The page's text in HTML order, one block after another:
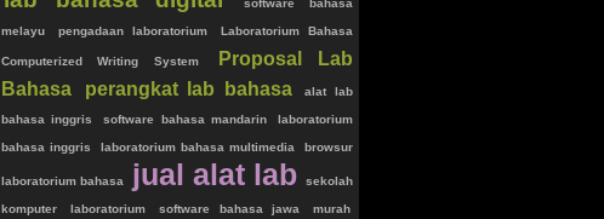
software bahasa
melayu pengadaan laboratorium Laboratorium Bahasa
Computerized Writing System
Proposal Lab
Bahasa
perangkat lab bahasa alat lab
bahasa inggris software bahasa mandarin laboratorium
bahasa inggris laboratorium bahasa multimedia browsur
laboratorium bahasa jual alat lab sekolah
komputer laboratorium software bahasa jawa murah